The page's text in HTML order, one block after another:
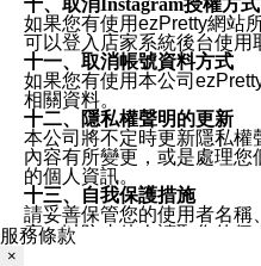
如果您有使用ezPretty網站
可以登入店家系統後台使用
十一、取消帳號資料方式
如果您有使用本公司
相關資料。
十二、隱私權聲明的更新
本公司將不定時更新隱私權
內容有所變更，或是處理
的個人資訊。
十三、自我保護措施
請妥善保管您的使用者名稱
窗，以防止他人讀取您的個
服務條款
×